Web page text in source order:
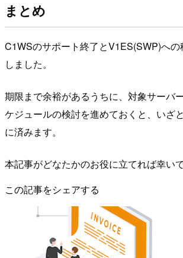
まとめ
C1WSのサポート終了とV1ES(SWP)へ
しました。
期限まで余裕があるうちに、対象サーバ
ケジュールの検討を進めておくと、いざ
に済みます。
本記事がどなたかのお役に立てれば幸いで
この記事をシェアする